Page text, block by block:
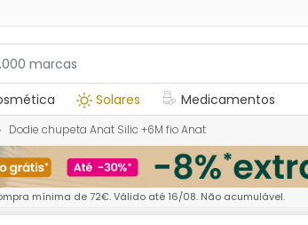
Solares Medicamentos
Dodie chupeta Anat Silic +6M fio Anat
mínima de 72€. Válido até 16/08. Não acumulável.